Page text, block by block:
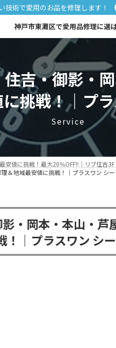
技術で愛用のお品を修理します！
神戸市東灘区で愛用品修理に選
吉・御影・
挑戦！｜プ
Service
値に挑戦！最大20％OFF!!｜リブ住吉
＆地域最安値に挑戦！｜プラスワン シ
・岡本・本山・芦
！｜プラスワン シ